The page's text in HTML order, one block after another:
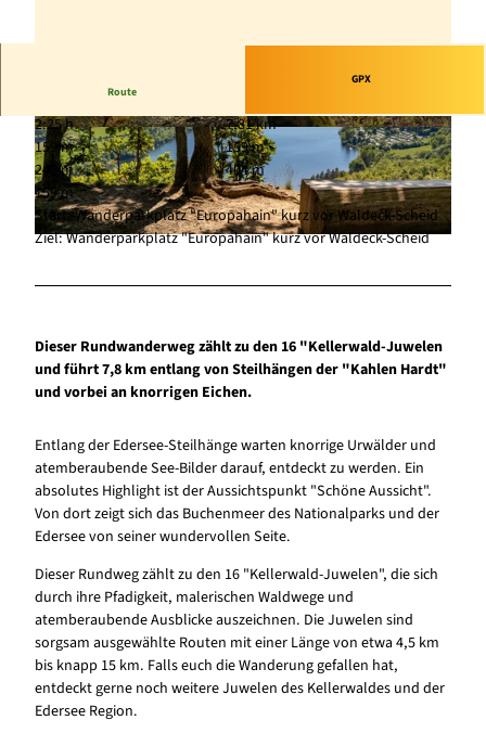
© David Heise, Edersee | Deine Region: wild, bunt, gesund. | CC-BY-SA
© Heinrich Kowalski, Edersee | Deine Region: w
ild, bunt, gesund.
© Rita Wilhelmi, Nationalpark Kellerwald-Eders
ee
Route
GPX
2:25 h
7,81 km
159 m
159 m
245 m
404 m
159 m
Start: Wanderparkplatz "Europahain" kurz vor Waldeck-Scheid
Ziel: Wanderparkplatz "Europahain" kurz vor Waldeck-Scheid
Dieser Rundwanderweg zählt zu den 16 "Kellerwald-Juwelen
und führt 7,8 km entlang von Steilhängen der "Kahlen Hardt"
und vorbei an knorrigen Eichen.
Entlang der Edersee-Steilhänge warten knorrige Urwälder und
atemberaubende See-Bilder darauf, entdeckt zu werden. Ein
absolutes Highlight ist der Aussichtspunkt "Schöne Aussicht".
Von dort zeigt sich das Buchenmeer des Nationalparks und der
Edersee von seiner wundervollen Seite.
Dieser Rundweg zählt zu den 16 "Kellerwald-Juwelen", die sich
durch ihre Pfadigkeit, malerischen Waldwege und
atemberaubende Ausblicke auszeichnen. Die Juwelen sind
sorgsam ausgewählte Routen mit einer Länge von etwa 4,5 km
bis knapp 15 km. Falls euch die Wanderung gefallen hat,
entdeckt gerne noch weitere Juwelen des Kellerwaldes und der
Edersee Region.